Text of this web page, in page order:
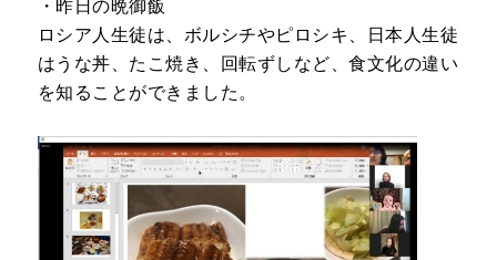
・昨日の晩御飯
ロシア人生徒は、ボルシチやピロシキ、日本人生徒
はうな丼、たこ焼き、回転ずしなど、食文化の違い
を知ることができました。